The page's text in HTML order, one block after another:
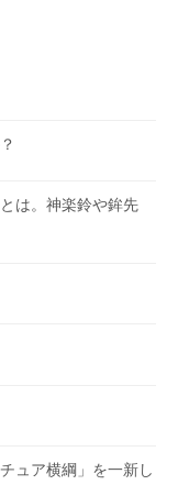
は。神楽鈴や鉾先
ュア横綱」を一新し